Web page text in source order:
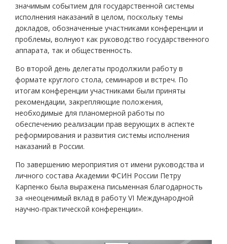
значимым событием для государственной системы
исполнения наказаний в целом, поскольку темы
докладов, обозначенные участниками конференции и
проблемы, волнуют как руководство государственного
аппарата, так и общественность.
Во второй день делегаты продолжили работу в
формате круглого стола, семинаров и встреч. По
итогам конференции участниками были приняты
рекомендации, закрепляющие положения,
необходимые для планомерной работы по
обеспечению реализации прав верующих в аспекте
реформирования и развития системы исполнения
наказаний в России.
По завершению мероприятия от имени руководства и
личного состава Академии ФСИН России Петру
Карпенко была выражена письменная благодарность
за «неоценимый вклад в работу VI Международной
научно-практической конференции».